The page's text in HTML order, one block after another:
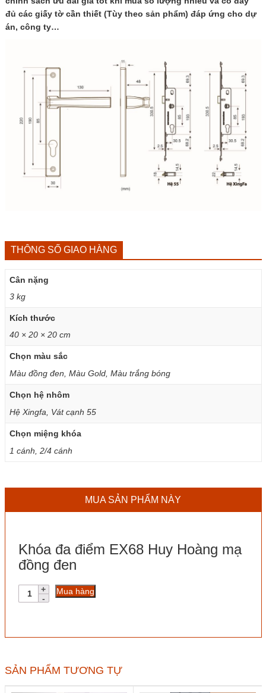
đủ các giấy tờ cần thiết (Tùy theo sản phẩm) đáp ứng cho dự
án, công ty…
THÔNG SỐ GIAO HÀNG
Cân nặng
3 kg
Kích thước
40 × 20 × 20 cm
Chọn màu sắc
Màu đồng đen, Màu Gold, Màu trắng bóng
Chọn hệ nhôm
Hệ Xingfa, Vát cạnh 55
Chọn miệng khóa
1 cánh, 2/4 cánh
MUA SẢN PHẨM NÀY
Khóa đa điểm EX68 Huy Hoàng mạ
đồng đen
Khóa
đa
đen
số
Mua hàng
SẢN PHẨM TƯƠNG TỰ